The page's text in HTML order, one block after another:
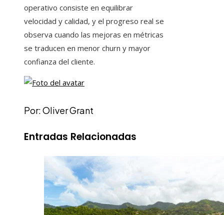
operativo consiste en equilibrar
velocidad y calidad, y el progreso real se
observa cuando las mejoras en métricas
se traducen en menor churn y mayor
confianza del cliente.
Por: Oliver Grant
Entradas Relacionadas